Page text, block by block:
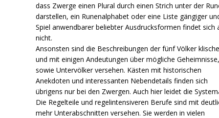
dass Zwerge einen Plural durch einen Strich unter der
darstellen, ein Runenalphabet oder eine Liste gängiger
Spiel anwendbarer beliebter Ausdrucksformen findet sich
nicht.
Ansonsten sind die Beschreibungen der fünf Völker
und mit einigen Andeutungen über mögliche
sowie Untervölker versehen. Kästen mit historischen
Anekdoten und interessanten Nebendetails finden sich
übrigens nur bei den Zwergen. Auch hier leidet die
Die Regelteile und regelintensiveren Berufe sind mit
mehr Unterabschnitten versehen. Sie werden in vielen